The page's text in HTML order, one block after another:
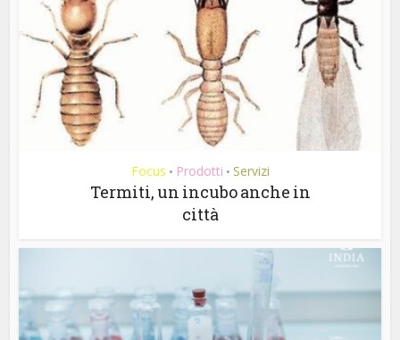
Focus • Prodotti • Servizi
Termiti, un incubo anche in
città